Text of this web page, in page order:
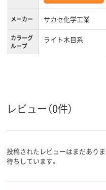
メーカー サカセ化学工業
カラーグ
ループ
ライト木目系
レビュー（0件）
投稿されたレビューはまだあり
待ちしています。